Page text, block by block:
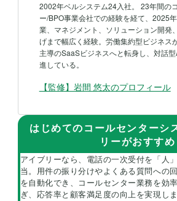
2002年ベルシステム24入社。 23年間の
ー/BPO事業会社での経験を経て、2025
業、マネジメント、ソリューション開発
げまで幅広く経験。労働集約型ビジネス
主導のSaaSビジネスへと転身し、対話
進している。
【監修】岩間 悠太のプロフィール
はじめてのコールセンターシ
リーがおすすめ
アイブリーなら、電話の一次受付を「人
当。用件の振り分けやよくある質問への
を自動化でき、コールセンター業務を効
ぎ、応答率と顧客満足度の向上を実現しま